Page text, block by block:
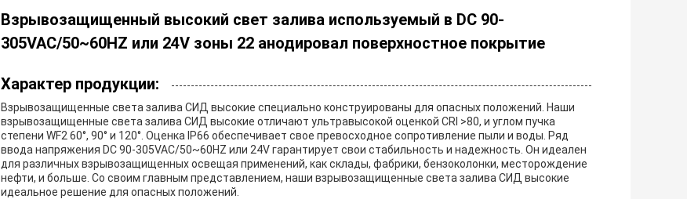
Взрывозащищенный высокий свет залива используемый в DC 90-
305VAC/50~60HZ или 24V зоны 22 анодировал поверхностное покрытие
Характер продукции:
Взрывозащищенные света залива СИД высокие специально конструированы для опасных положений. Наши
взрывозащищенные света залива СИД высокие отличают ультравысокой оценкой CRI >80, и углом пучка
степени WF2 60°, 90° и 120°. Оценка IP66 обеспечивает свое превосходное сопротивление пыли и воды. Ряд
ввода напряжения DC 90-305VAC/50~60HZ или 24V гарантирует свои стабильность и надежность. Он идеален
для различных взрывозащищенных освещая применений, как склады, фабрики, бензоколонки, месторождение
нефти, и больше. Со своим главным представлением, наши взрывозащищенные света залива СИД высокие
идеальное решение для опасных положений.